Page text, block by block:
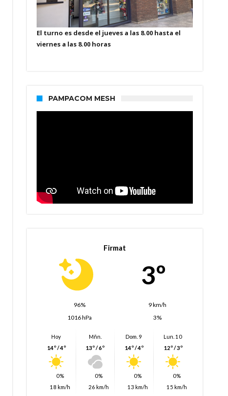
El turno es desde el jueves a las 8.00 hasta el
viernes a las 8.00 horas
PAMPACOM MESH
Firmat
3º
96%
9 km/h
1016 hPa
3%
Hoy
14º / 4º
0%
18 km/h
Mñn.
13º / 6º
0%
26 km/h
Dom. 9
14º / 4º
0%
13 km/h
Lun. 10
12º / 3º
0%
15 km/h